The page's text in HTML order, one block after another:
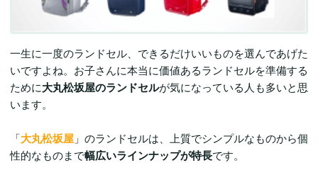
一生に一度のランドセル、できるだけいいものを選んであげた
いですよね。お子さんに本当に価値あるランドセルを準備する
ために大丸松坂屋のランドセルが気になっている人も多いと思
います。
「大丸松坂屋 」のランドセルは、上質でシンプルなものから個
性的なものまで幅広いラインナップが特長です。